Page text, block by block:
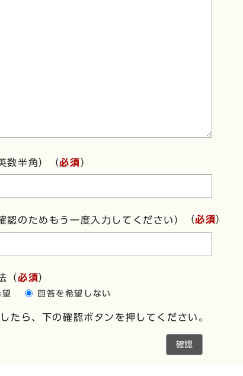
数半角）（必須）
認のためもう一度入力してください） （必須）
（必須）
回答を希望しない
たら、下の確認ボタンを押してください。
確認